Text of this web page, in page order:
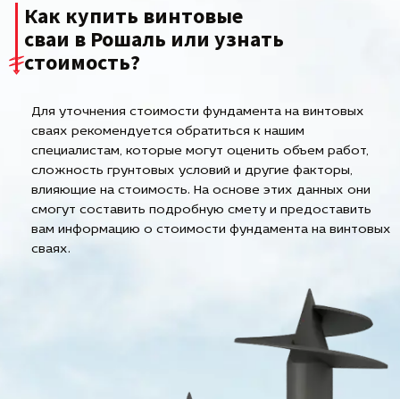
Как купить винтовые
сваи в Рошаль или узнать
стоимость?
Для уточнения стоимости фундамента на винтовых
сваях рекомендуется обратиться к нашим
специалистам, которые могут оценить объем работ,
сложность грунтовых условий и другие факторы,
влияющие на стоимость. На основе этих данных они
смогут составить подробную смету и предоставить
вам информацию о стоимости фундамента на винтовых
сваях.